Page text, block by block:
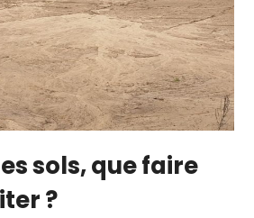
sols, que faire
?